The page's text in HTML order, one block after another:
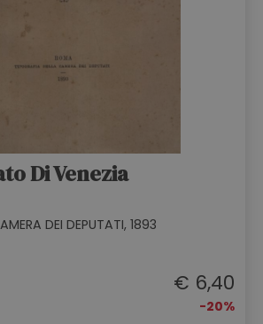
Di Venezia
DEI DEPUTATI, 1893
€ 6,40
-20%